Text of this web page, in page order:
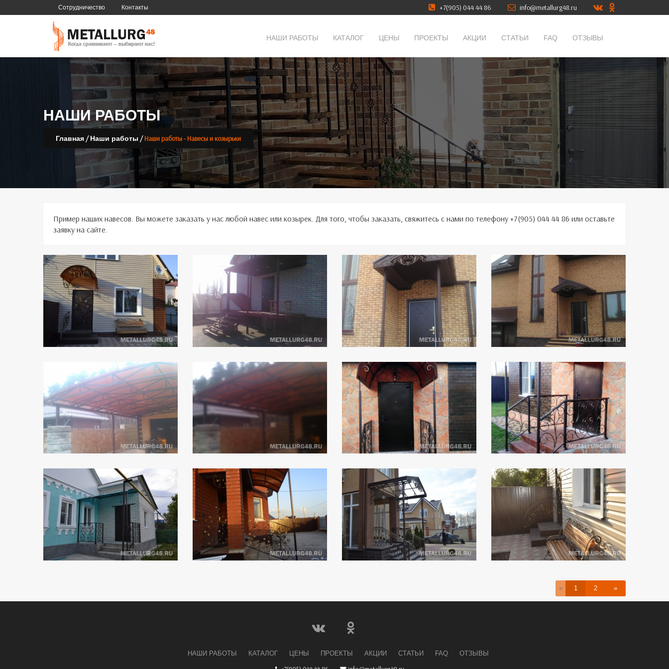
Сотрудничество Контакты +7(905) 044 44 86 info@metallurg48.ru
НАШИ РАБОТЫ КАТАЛОГ ЦЕНЫ ПРОЕКТЫ АКЦИИ СТАТЬИ FAQ ОТЗЫВЫ
НАШИ РАБОТЫ
Главная /Наши работы /Наши работы - Навесы и козырьки
Пример наших навесов. Вы можете заказать у нас любой навес или козырек. Для того, чтобы заказать, свяжитесь с нами по телефону +7(905) 044 44 86 или оставьте
заявку на сайте.
« 1 2 »
НАШИ РАБОТЫ КАТАЛОГ ЦЕНЫ ПРОЕКТЫ АКЦИИ СТАТЬИ FAQ ОТЗЫВЫ